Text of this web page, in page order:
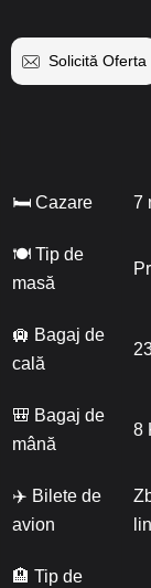
Solicită Oferta
🛏 Cazare 7
🍽 Tip de
masă
🛄 Bagaj de
cală
🎒 Bagaj de
mână
8
✈️ Bilete de
avion
🏨 Tip de